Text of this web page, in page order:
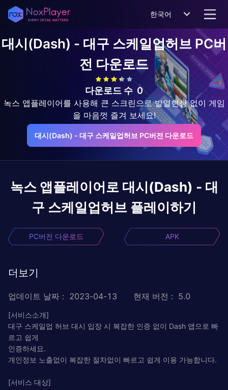
한국어
대시(Dash) - 대구 스케일업허브 PC버
전 다운로드
다운로드 수 0
녹스 앱플레이어를 사용해 큰 스크린으로 발열현상 없이 게임
을 마음껏 즐겨 보세요!
대시(Dash) - 대구 스케일업허브 PC버전 다운로드
녹스 앱플레이어로 대시(Dash) - 대
구 스케일업허브 플레이하기
PC버전 다운로드 APK
더보기
업데이트 날짜 : 2023-04-13 현재 버전 : 5.0
[서비스소개]
대구 스케일업 허브 대시 입장 시 복잡한 인증 없이 Dash 앱으로 빠
르고 쉽게
인증하세요.
개인정보 노출없이 복잡한 절차없이 빠르고 쉽게 이용 가능합니다.
[서비스 대상]